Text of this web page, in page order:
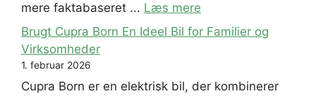
mere faktabaseret ... Læs mere
Brugt Cupra Born En Ideel Bil for Familier og
Virksomheder
1. februar 2026
Cupra Born er en elektrisk bil, der kombinerer